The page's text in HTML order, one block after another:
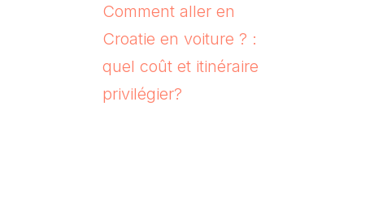
Comment aller en
Croatie en voiture ? :
quel coût et itinéraire
privilégier?